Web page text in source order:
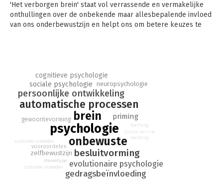
'Het verborgen brein' staat vol verrassende en vermakelijke
onthullingen over de onbekende maar allesbepalende invloed
van ons onderbewustzijn en helpt ons om betere keuzes te
ons kennismaken met de vele grote ontdekkingen uit zijn
innovatieve onderzoek die ons het menselijke gedrag op een
totaal nieuwe manier laten bezien.
psychologie
brein
onbewuste
automatische processen
besluitvorming
persoonlijke ontwikkeling
evolutionaire psychologie
gedragsbeïnvloeding
sociale psychologie
cognitieve psychologie
priming
neuropsychologie
gewoontevorming
zelfbewustzijn
vooroordelen
stereotype
culturele invloeden
hechting
fysieke warmte
culturele invloeden
hechting